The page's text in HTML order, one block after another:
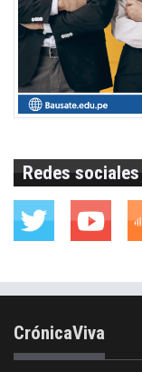
Redes sociales
CrónicaViva